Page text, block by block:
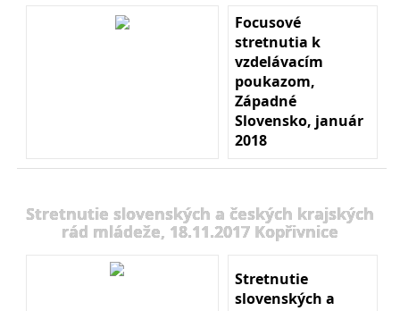
Focusové
stretnutia k
vzdelávacím
poukazom,
Západné
Slovensko, január
2018
Stretnutie slovenských a českých krajských
rád mládeže, 18.11.2017 Kopřivnice
Stretnutie
slovenských a